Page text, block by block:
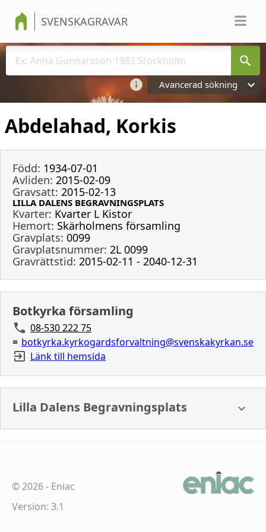
SVENSKAGRAVAR
Avancerad sökning
Abdelahad, Korkis
Född: 1934-07-01
Avliden: 2015-02-09
Gravsatt: 2015-02-13
LILLA DALENS BEGRAVNINGSPLATS
Kvarter: Kvarter L Kistor
Hemort: Skärholmens församling
Gravplats: 0099
Gravplatsnummer: 2L 0099
Gravrättstid: 2015-02-11 - 2040-12-31
Botkyrka församling
08-530 222 75
botkyrka.kyrkogardsforvaltning@svenskakyrkan.se
Länk till hemsida
Lilla Dalens Begravningsplats
©2026- Eniac
Version: 3.1